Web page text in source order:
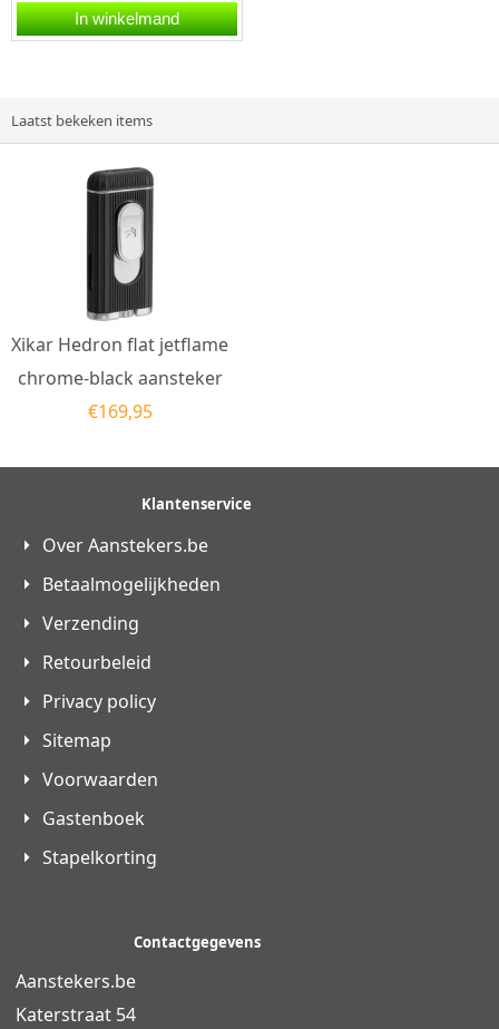
luxe met krachtige
vlamDe Xikar Hedron
In winkelmand
Laatst bekeken items
Xikar Hedron flat jetflame
chrome-black aansteker
€169,95
Klantenservice
Over Aanstekers.be
Betaalmogelijkheden
Verzending
Retourbeleid
Privacy policy
Sitemap
Voorwaarden
Gastenboek
Stapelkorting
Contactgegevens
Aanstekers.be
Katerstraat 54